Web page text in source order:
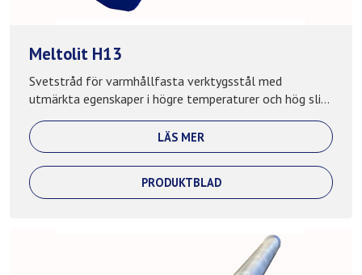
Meltolit H13
Svetstråd för varmhållfasta verktygsstål med
utmärkta egenskaper i högre temperaturer och hög sli...
LÄS MER
PRODUKTBLAD